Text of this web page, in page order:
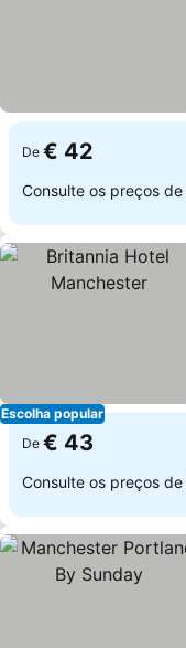
De € 42
Consulte os preços de
Escolha popular
De € 43
Consulte os preços de